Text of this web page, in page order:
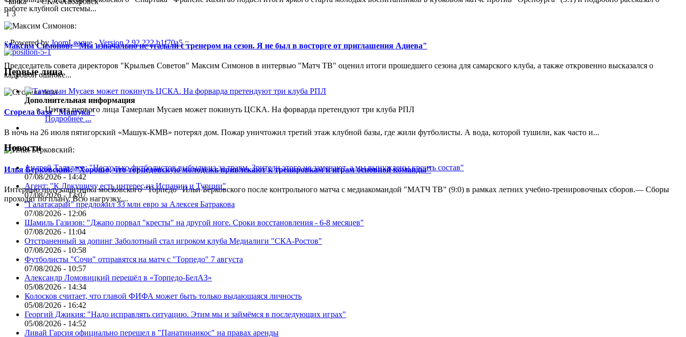
работе клубной системы...
Максим Симонов: "Мы изначально не угадали с тренером на сезон. Я не был в восторге от приглашения Адиева"
Председатель совета директоров "Крыльев Советов" Максим Симонов в интервью "Матч ТВ" оценил итоги прошедшего сезона для самарского клуба, а также откровенно высказался о
кадровой ошибке...
Сгорела база "Машука"
В ночь на 26 июля пятигорский «Машук-КМВ» потерял дом. Пожар уничтожил третий этаж клубной базы, где жили футболисты. А вода, которой тушили, как часто и...
Илья Берковский: "Хорошо, что торпедовскую молодёжь привлекают к тренировкам и играм основной команды"
Интервью полузащитника московского "Торпедо" Ильи Берковского после контрольного матча с медиакомандой "МАТЧ ТВ" (9:0) в рамках летних учебно-тренировочных сборов.— Сборы
проходят по плану. Всю нагрузку,...
1 3
:: Powered byJoomLeague-Version 2.92.222.b1f70a5::
Первые лица
Дополнительная информация
Цитата первого лица Тамерлан Мусаев может покинуть ЦСКА. На форварда претендуют три клуба РПЛ
Подробнее ...
Новости
Андрей Талалаев: "Несколько футболистов выбыли из-за травм. Зрители этого не замечают, а мы вынуждены кроить состав"
07/08/2026 - 14:42
Агент: "К Дркушичу есть интерес из Испании и Турции"
07/08/2026 - 13:07
"Галатасарай" предложил 33 млн евро за Алексея Батракова
07/08/2026 - 12:06
Шамиль Газизов: "Джапо порвал "кресты" на другой ноге. Сроки восстановления - 6-8 месяцев"
07/08/2026 - 11:04
Отстраненный за допинг Заболотный стал игроком клуба Медиалиги "СКА-Ростов"
07/08/2026 - 10:58
Футболисты "Сочи" отправятся на матч с "Торпедо" 7 августа
07/08/2026 - 10:57
Александр Ломовицкий перешёл в «Торпедо-БелАЗ»
05/08/2026 - 14:34
Колосков считает, что главой ФИФА может быть только выдающаяся личность
05/08/2026 - 16:42
Георгий Джикия: "Надо исправлять ситуацию. Этим мы и займёмся в последующих играх"
05/08/2026 - 14:52
Ливай Гарсия официально перешел в "Панатинаикос" на правах аренды